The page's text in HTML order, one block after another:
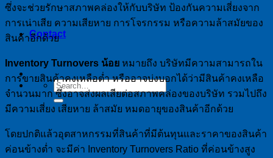
Contact
ซึ่งจะช่วยรักษาสภาพคล่องให้กับบริษัท ป้องกันความเสี่ยงจาก
การเน่าเสีย ความเสียหาย การโจรกรรม หรือความล้าสมัยของ
สินค้าอีกด้วย
Inventory Turnovers น้อย หมายถึง บริษัทมีความสามารถใน
การขายสินค้าคงเหลือต่ำ หรืออาจบ่งบอกได้ว่ามีสินค้าคงเหลือ
จำนวนมาก ซึ่งอาจส่งผลเสียต่อสภาพคล่องของบริษัท รวมไปถึง
มีความเสี่ยง เสียหาย ล้าสมัย หมดอายุของสินค้าอีกด้วย
โดยปกติแล้วอุตสาหกรรมที่สินค้าที่มีต้นทุนและราคาของสินค้า
ค่อนข้างต่ำ จะมีค่า Inventory Turnovers Ratio ที่ค่อนข้างสูง